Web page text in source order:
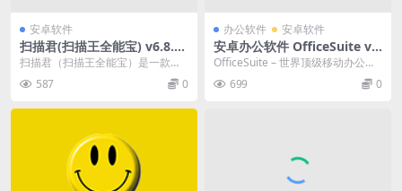
安卓软件
扫描君(扫描王全能宝) v6.8.25
解锁永久VIP会员破解版
扫描君（扫描王全能宝）是一款功
能全面的OCR拍照识别软件，提供
了文字识别、手写识...
587 0
办公软件 安卓软件
安卓办公软件 OfficeSuite v1
4.7.53174 中文高级版
OfficeSuite – 世界顶级移动办公软
699 0